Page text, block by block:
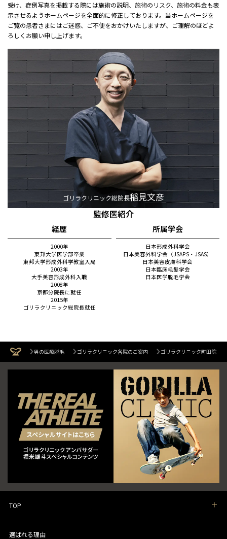
受け、症例写真を掲載する際には施術の説明、施術のリスク、施術の料金も表
示させるようホームページを全面的に修正しております。当ホームページを
ご覧の患者さまにはご迷惑、ご不便をおかけいたしますが、ご理解のほどよ
ろしくお願い申し上げます。
ゴリラクリニック総院長稲見文彦
監修医紹介
経歴
2000年
東邦大学医学部卒業
東邦大学形成外科学教室入局
2003年
大手美容形成外科入職
2008年
京都分院長に就任
2015年
ゴリラクリニック総院長就任
所属学会
日本形成外科学会
日本美容外科学会（JSAPS・JSAS）
日本美容皮膚科学会
日本臨床毛髪学会
日本医学脱毛学会
男の医療脱毛 ゴリラクリニック各院のご案内 ゴリラクリニック町田院
TOP
選ばれる理由